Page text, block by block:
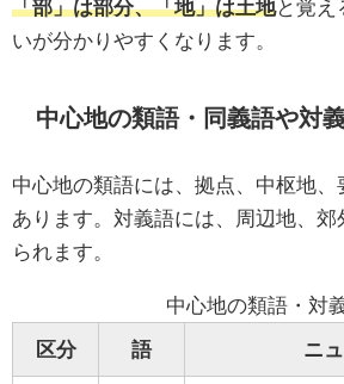
「部」は部分、「地」は土地と覚え
いが分かりやすくなります。
中心地の類語・同義語や対
中心地の類語には、拠点、中枢地
あります。対義語には、周辺地、
られます。
中心地の類語・対
区分 語 ニ